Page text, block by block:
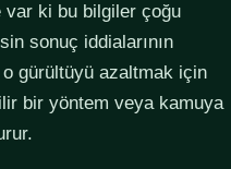
var ki bu bilgiler çoğu
sonuç iddialarının
gürültüyü azaltmak için
bir yöntem veya kamuya